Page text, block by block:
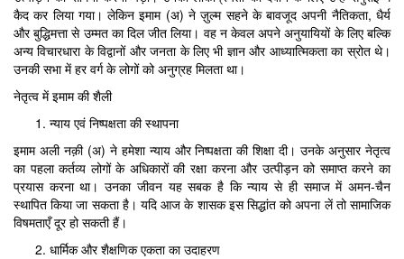
कैद कर लिया गया। लेकिन इमाम (अ) ने ज़ुल्म सहने के बावजूद अपनी नैतिकता, धैर्य
और बुद्धिमत्ता से उम्मत का दिल जीत लिया। वह न केवल अपने अनुयायियों के लिए बल्कि
अन्य विचारधारा के विद्वानों और जनता के लिए भी ज्ञान और आध्यात्मिकता का स्रोत थे।
उनकी सभा में हर वर्ग के लोगों को अनुग्रह मिलता था।
नेतृत्व में इमाम की शैली
न्याय एवं निष्पक्षता की स्थापना
इमाम अली नक़ी (अ) ने हमेशा न्याय और निष्पक्षता की शिक्षा दी। उनके अनुसार नेतृत्व
का पहला कर्तव्य लोगों के अधिकारों की रक्षा करना और उत्पीड़न को समाप्त करने का
प्रयास करना था। उनका जीवन यह सबक है कि न्याय से ही समाज में अमन-चैन
स्थापित किया जा सकता है। यदि आज के शासक इस सिद्धांत को अपना लें तो सामाजिक
विषमताएँ दूर हो सकती हैं।
धार्मिक और शैक्षणिक एकता का उदाहरण